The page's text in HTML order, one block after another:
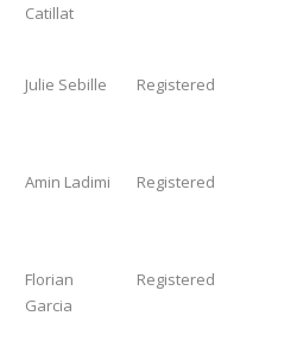
Catillat
Julie Sebille Registered
Amin Ladimi Registered
Florian
Garcia
Registered